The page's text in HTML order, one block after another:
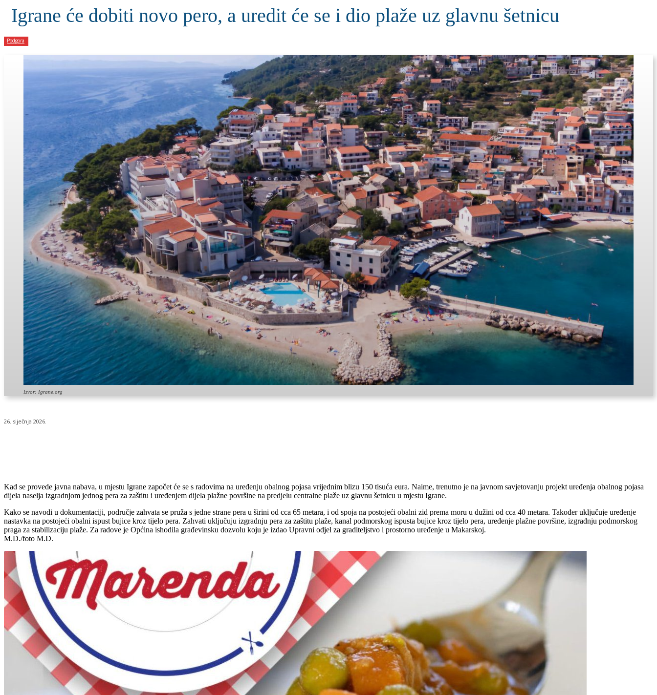
Igrane će dobiti novo pero, a uredit će se i dio plaže uz glavnu šetnicu
Podgora
Izvor: Igrane.org
26. siječnja 2026.
Kad se provede javna nabava, u mjestu Igrane započet će se s radovima na uređenju obalnog pojasa vrijednim blizu 150 tisuća eura. Naime, trenutno je na javnom savjetovanju projekt uređenja obalnog pojasa
dijela naselja izgradnjom jednog pera za zaštitu i uređenjem dijela plažne površine na predjelu centralne plaže uz glavnu šetnicu u mjestu Igrane.
Kako se navodi u dokumentaciji, područje zahvata se pruža s jedne strane pera u širini od cca 65 metara, i od spoja na postojeći obalni zid prema moru u dužini od cca 40 metara. Također uključuje uređenje
nastavka na postojeći obalni ispust bujice kroz tijelo pera. Zahvati uključuju izgradnju pera za zaštitu plaže, kanal podmorskog ispusta bujice kroz tijelo pera, uređenje plažne površine, izgradnju podmorskog
praga za stabilizaciju plaže. Za radove je Općina ishodila građevinsku dozvolu koju je izdao Upravni odjel za graditeljstvo i prostorno uređenje u Makarskoj.
M.D./foto M.D.